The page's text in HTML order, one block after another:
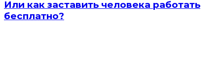
Или как заставить человека работать
бесплатно?